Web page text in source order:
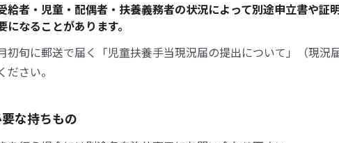
者・児童・配偶者・扶養義務者の状況によって別途申立書や証
になることがあります。
初旬に郵送で届く「児童扶養手当現況届の提出について」（現況
さい。
な持ちもの